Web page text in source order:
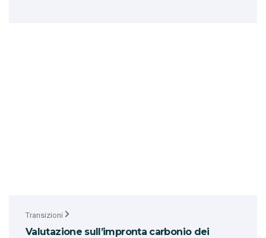
Transizioni
Valutazione sull’impronta carbonio dei